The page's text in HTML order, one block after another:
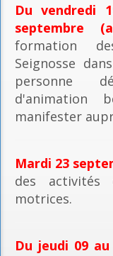
Du vendredi
septembre
formation
Seignosse
personne
d'animation
manifester
Mardi 23
des activités
motrices.
Du jeudi 09